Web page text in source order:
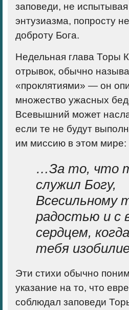
заповеди, не
энтузиазма, попросту
доброту Бога.
Недельная глава Торы
отрывок, обычно
«проклятиями» — он
множество ужасных
Всевышний может
если те не будут
им миссию в этом мире:
…За то, что
служил Богу,
Всесильному
радостью и с
сердцем,
тебя
Эти стихи обычно
указание на то, что
соблюдал заповеди